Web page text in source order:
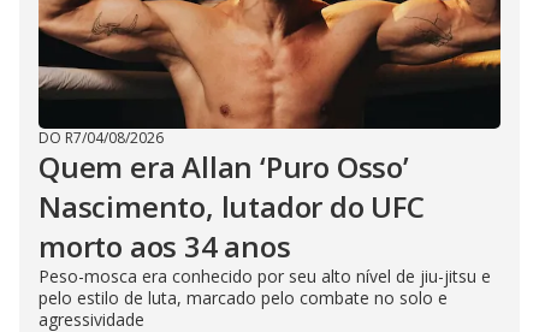
DO R7/04/08/2026
Quem era Allan ‘Puro Osso’
Nascimento, lutador do UFC
morto aos 34 anos
Peso-mosca era conhecido por seu alto nível de jiu-jitsu e
pelo estilo de luta, marcado pelo combate no solo e
agressividade